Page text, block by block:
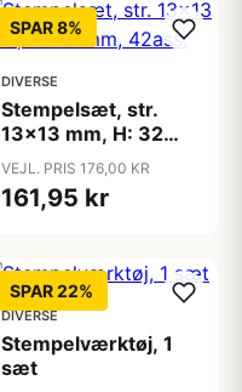
SPAR 8%
DIVERSE
Stempelsæt, str.
13x13 mm, H: 32
mm, 42ass.
VEJL. PRIS 176,00 KR
161,95 kr
SPAR 22%
DIVERSE
Stempelværktøj, 1
sæt